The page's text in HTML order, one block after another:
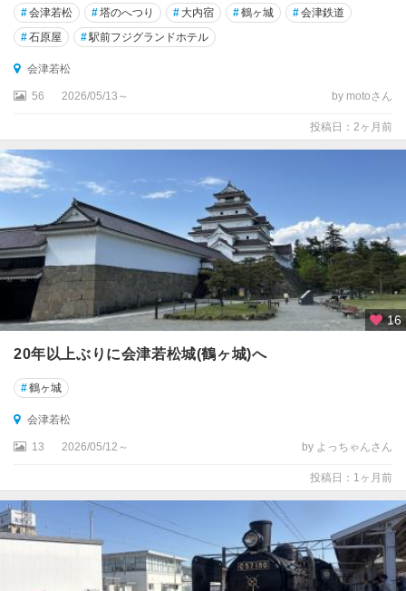
#会津若松 #塔のへつり # 大内宿 #鶴ヶ城 #会津鉄道
#石原屋 #駅前フジグランドホテル
会津若松
56 2026/05/13～ by motoさん
投稿日：2ヶ月前
16
20年以上ぶりに会津若松城(鶴ヶ城)へ
#鶴ヶ城
会津若松
13 2026/05/12～ by よっちゃんさん
投稿日：1ヶ月前